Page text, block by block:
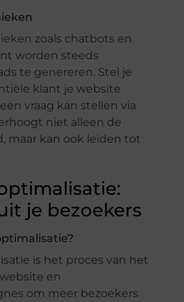
zoals chatbots en
worden steeds
te genereren. Stel je
klant je website
vraag kan stellen via
niet alleen de
maar kan ook leiden tot
je bezoekers
is het proces van het
en
om meer bezoekers